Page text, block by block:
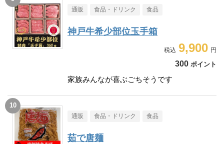
通販 食品・ドリンク 食品
神戸牛希少部位玉手箱
9,900
300 ポイント
家族みんなが喜ぶごちそうです
通販 食品・ドリンク 食品
茹で唐麺